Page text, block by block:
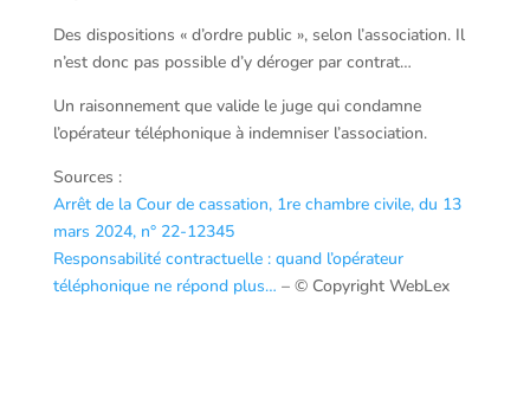
Des dispositions « d’ordre public », selon l’association. Il
n’est donc pas possible d’y déroger par contrat…
Un raisonnement que valide le juge qui condamne
l’opérateur téléphonique à indemniser l’association.
Sources :
Arrêt de la Cour de cassation, 1re chambre civile, du 13
mars 2024, n° 22-12345
Responsabilité contractuelle : quand l’opérateur
téléphonique ne répond plus… – © Copyright WebLex